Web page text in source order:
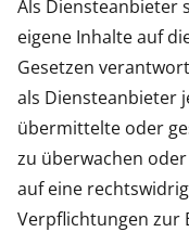
Als Diensteanbieter
eigene Inhalte auf
Gesetzen
als Diensteanbieter
übermittelte oder
zu überwachen
auf eine
Verpflichtungen zur